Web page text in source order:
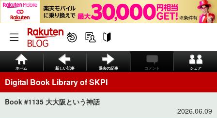
ホーム 新しい記事 過去の記事 コメント シェア
Digital Book Library of SKPI
Book #1135 大大阪という神話
2026.06.09